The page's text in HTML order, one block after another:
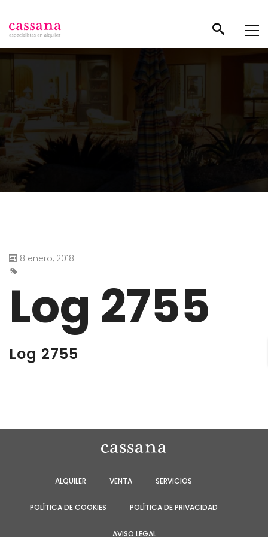
8 enero, 2018
Log 2755
Log 2755
ALQUILER VENTA SERVICIOS
POLÍTICA DE COOKIES POLÍTICA DE PRIVACIDAD
AVISO LEGAL